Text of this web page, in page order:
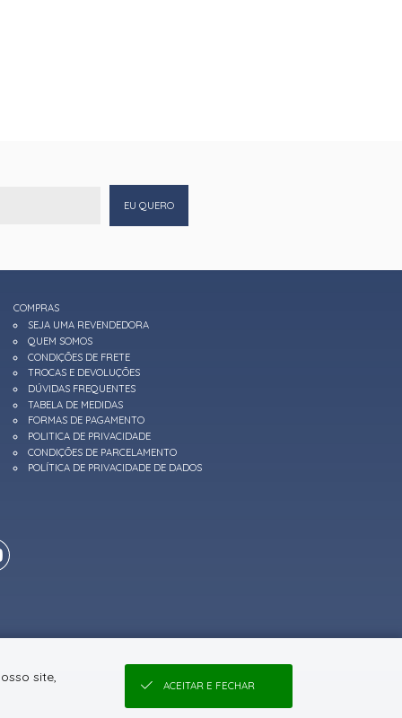
EU QUERO
COMPRAS
SEJA UMA REVENDEDORA
QUEM SOMOS
CONDIÇÕES DE FRETE
TROCAS E DEVOLUÇÕES
DÚVIDAS FREQUENTES
TABELA DE MEDIDAS
FORMAS DE PAGAMENTO
POLITICA DE PRIVACIDADE
CONDIÇÕES DE PARCELAMENTO
POLÍTICA DE PRIVACIDADE DE DADOS
site,
ACEITAR E FECHAR